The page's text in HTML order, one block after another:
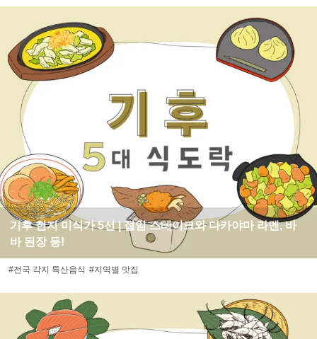
기후 현지 미식가 5선 | 절임 스테이크와 다카야마 라멘, 바
바 된장 등!
#전국 각지 특산음식 #지역별 맛집